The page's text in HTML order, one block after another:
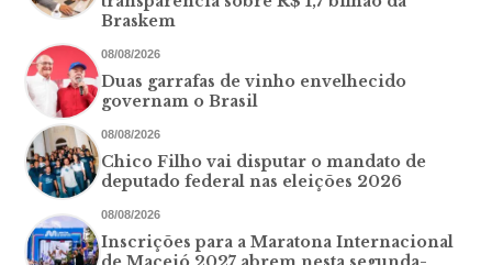
Braskem
08/08/2026
Duas garrafas de vinho envelhecido
governam o Brasil
08/08/2026
Chico Filho vai disputar o mandato de
deputado federal nas eleições 2026
08/08/2026
Inscrições para a Maratona Internacional